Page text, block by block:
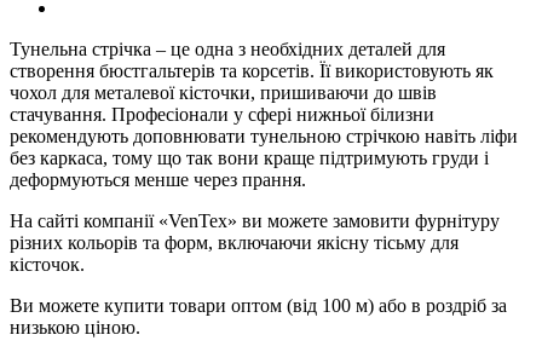
Тунельна стрічка – це одна з необхідних деталей для
створення бюстгальтерів та корсетів. Її використовують як
чохол для металевої кісточки, пришиваючи до швів
стачування. Професіонали у сфері нижньої білизни
рекомендують доповнювати тунельною стрічкою навіть ліфи
без каркаса, тому що так вони краще підтримують груди і
деформуються менше через прання.
На сайті компанії «VenTex» ви можете замовити фурнітуру
різних кольорів та форм, включаючи якісну тісьму для
кісточок.
Ви можете купити товари оптом (від 100 м) або в роздріб за
низькою ціною.